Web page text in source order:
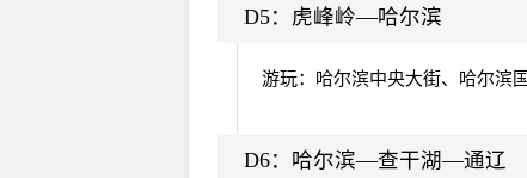
D5： 虎峰岭—哈尔滨
游玩：哈尔滨中央大街、哈尔滨
D6： 哈尔滨—查干湖—通辽